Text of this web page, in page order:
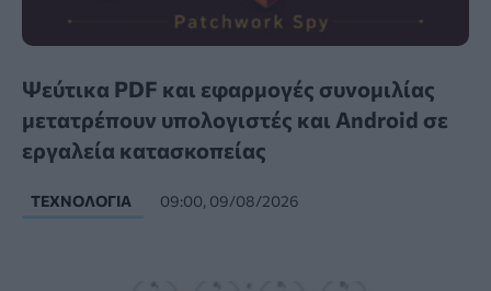
Ψεύτικα PDF και εφαρμογές συνομιλίας
μετατρέπουν υπολογιστές και Android σε
εργαλεία κατασκοπείας
ΤΕΧΝΟΛΟΓΊΑ 09:00, 09/08/2026